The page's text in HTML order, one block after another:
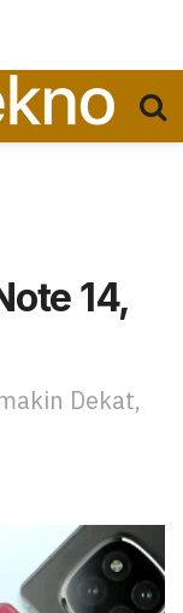
14,
Dekat,